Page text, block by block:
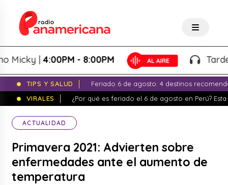
|4:00PM - 8:00PM Tardeo
TIPS Y SALUD
Feriado 6 de agosto: 4 destinos
VIRALES
¿Por qué es feriado el 6 de agosto en Perú?
ACTUALIDAD
Primavera 2021: Advierten sobre
enfermedades ante el aumento de
temperatura